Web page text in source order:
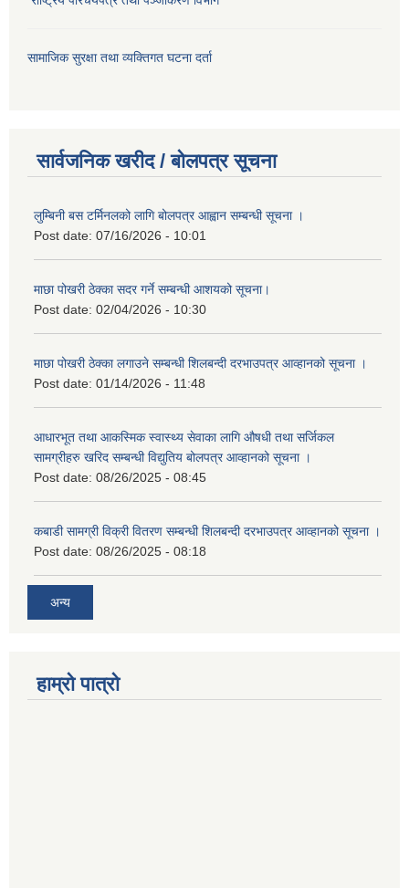
सामाजिक सुरक्षा तथा व्यक्तिगत घटना दर्ता
सार्वजनिक खरीद / बोलपत्र सूचना
लुम्बिनी बस टर्मिनलको लागि बोलपत्र आह्वान सम्बन्धी सूचना ।
Post date: 07/16/2026 - 10:01
माछा पोखरी ठेक्का सदर गर्ने सम्बन्धी आशयको सूचना।
Post date: 02/04/2026 - 10:30
माछा पोखरी ठेक्का लगाउने सम्बन्धी शिलबन्दी दरभाउपत्र आव्हानको सूचना ।
Post date: 01/14/2026 - 11:48
आधारभूत तथा आकस्मिक स्वास्थ्य सेवाका लागि औषधी तथा सर्जिकल
सामग्रीहरु खरिद सम्बन्धी विद्युतिय बोलपत्र आव्हानको सूचना ।
Post date: 08/26/2025 - 08:45
कबाडी सामग्री विक्री वितरण सम्बन्धी शिलबन्दी दरभाउपत्र आव्हानको सूचना ।
Post date: 08/26/2025 - 08:18
अन्य
हाम्रो पात्रो